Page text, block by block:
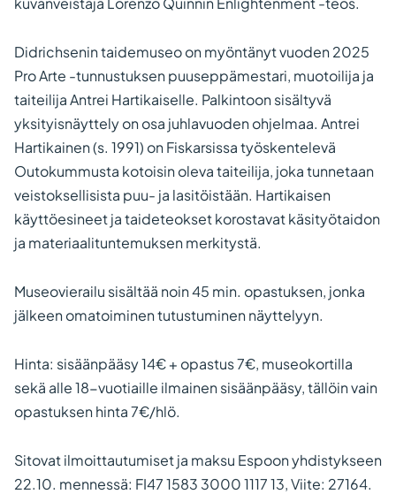
Didrichsenin taidemuseo on myöntänyt vuoden 2025
Pro Arte -tunnustuksen puuseppämestari, muotoilija ja
taiteilija Antrei Hartikaiselle. Palkintoon sisältyvä
yksityisnäyttely on osa juhlavuoden ohjelmaa. Antrei
Hartikainen (s. 1991) on Fiskarsissa työskentelevä
Outokummusta kotoisin oleva taiteilija, joka tunnetaan
veistoksellisista puu- ja lasitöistään. Hartikaisen
käyttöesineet ja taideteokset korostavat käsityötaidon
ja materiaalituntemuksen merkitystä.
Museovierailu sisältää noin 45 min. opastuksen, jonka
jälkeen omatoiminen tutustuminen näyttelyyn.
Hinta: sisäänpääsy 14€ + opastus 7€, museokortilla
sekä alle 18-vuotiaille ilmainen sisäänpääsy, tällöin vain
opastuksen hinta 7€/hlö.
Sitovat ilmoittautumiset ja maksu Espoon yhdistykseen
22.10. mennessä: FI47 1583 3000 1117 13, Viite: 27164.